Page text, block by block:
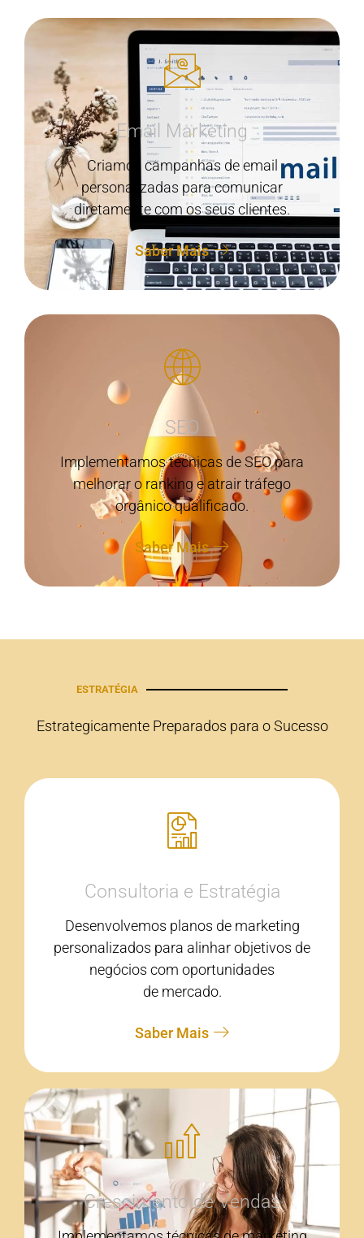
Email Marketing
Criamos campanhas de email
personalizadas para comunicar
diretamente com os seus clientes.
Saber Mais
SEO
Implementamos técnicas de SEO para
melhorar o ranking e atrair tráfego
orgânico qualificado.
Saber Mais
ESTRATÉGIA
Estrategicamente Preparados para o Sucesso
Consultoria e Estratégia
Desenvolvemos planos de marketing
personalizados para alinhar objetivos de
negócios com oportunidades
de mercado.
Saber Mais
Crescimento de Vendas